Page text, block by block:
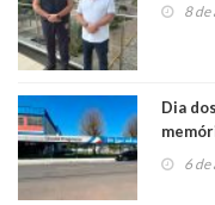
8 de
Dia
6 de